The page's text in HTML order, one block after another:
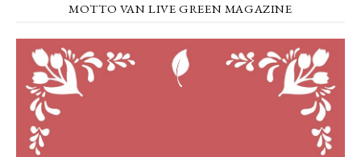
MOTTO VAN LIVE GREEN MAGAZINE